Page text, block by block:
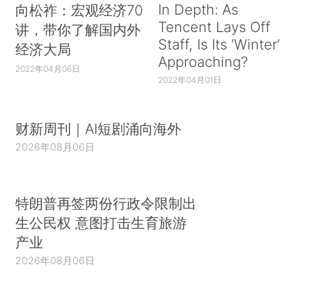
向松祚：宏观经济70
讲，带你了解国内外
经济大局
2022年04月06日
In Depth: As
Tencent Lays Off
Staff, Is Its ‘Winter’
Approaching?
2022年04月01日
财新周刊｜AI短剧涌向海外
2026年08月06日
特朗普再签两份行政令限制出
生公民权 意图打击生育旅游
产业
2026年08月06日